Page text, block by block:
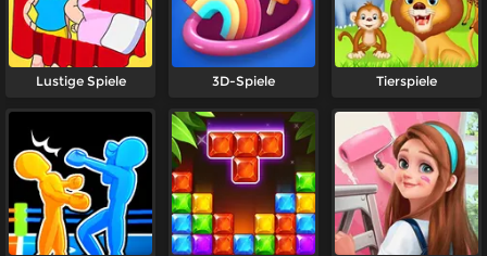
Lustige Spiele 3D-Spiele Tierspiele